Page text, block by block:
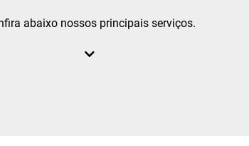
abaixo nossos principais serviços.